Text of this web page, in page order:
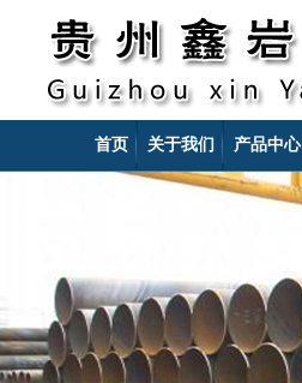
首页 关于我们 产品中心